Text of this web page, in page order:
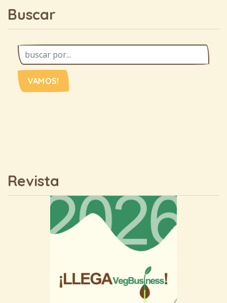
Buscar
VAMOS!
Revista